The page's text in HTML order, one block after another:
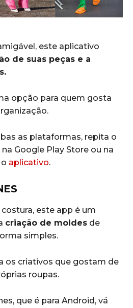
este aplicativo
de suas peças e a
opção para quem gosta
as plataformas, repita o
Google Play Store ou na
aplicativo.
este app é um
criação de moldes de
simples.
os criativos que gostam de
roupas.
que é para Android, vá